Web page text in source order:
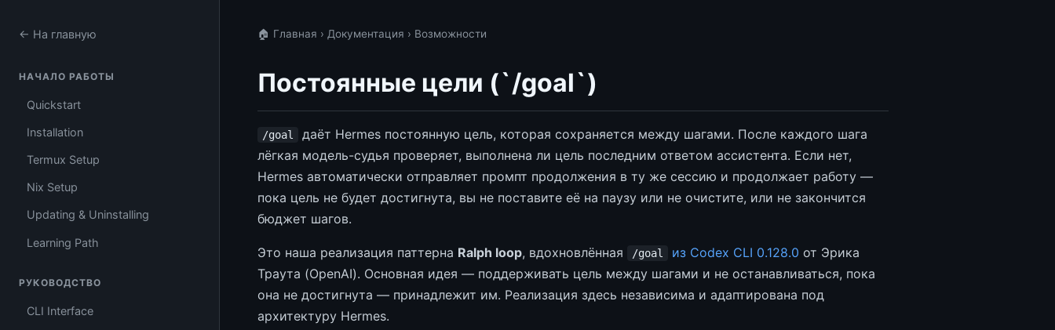
← На главную
НАЧАЛО РАБОТЫ
Quickstart
Installation
Termux Setup
Nix Setup
Updating & Uninstalling
Learning Path
РУКОВОДСТВО
CLI Interface
🏠 Главная › Документация › Возможности
Постоянные цели (`/goal`)
/goal
даёт Hermes постоянную цель, которая сохраняется между шагами. После каждого шага
лёгкая модель-судья проверяет, выполнена ли цель последним ответом ассистента. Если нет,
Hermes автоматически отправляет промпт продолжения в ту же сессию и продолжает работу —
пока цель не будет достигнута, вы не поставите её на паузу или не очистите, или не закончится
бюджет шагов.
Это наша реализация паттерна Ralph loop, вдохновлённая /goal из Codex CLI 0.128.0 от Эрика
Траута (OpenAI). Основная идея — поддерживать цель между шагами и не останавливаться, пока
она не достигнута — принадлежит им. Реализация здесь независима и адаптирована под
архитектуру Hermes.